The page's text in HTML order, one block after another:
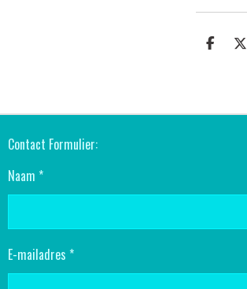
D
D
Contact Formulier:
Naam *
E-mailadres *